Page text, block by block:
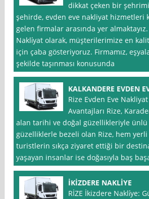
dikkat çeken bir
şehirde, evden eve nakliyat hizmetleri
gelen firmalar arasında yer
Nakli̇yat olarak, müşterilerimize en
için çaba gösteriyoruz. Firmamız,
şekilde taşınması konusunda
KALKANDERE EVDEN
Rize Evden Eve
Avantajları Rize,
alan tarihi ve doğal güzellikleriyle
güzelliklerle bezeli olan Rize, hem yerli
turistlerin sıkça ziyaret ettiği bir
yaşayan insanlar ise doğasıyla baş
İKİZDERE NAKLİYE
RİZE İkizdere Nakli̇ye: